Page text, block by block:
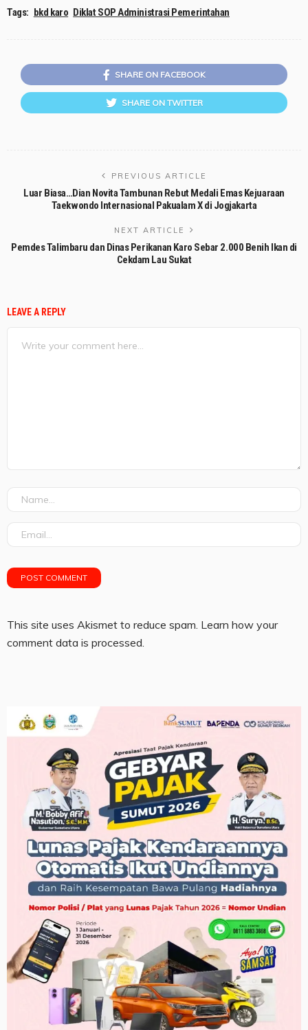
Tags: bkd karo Diklat SOP Administrasi Pemerintahan
SHARE ON FACEBOOK
SHARE ON TWITTER
PREVIOUS ARTICLE
Luar Biasa…Dian Novita Tambunan Rebut Medali Emas Kejuaraan
Taekwondo Internasional Pakualam X di Jogjakarta
NEXT ARTICLE
Pemdes Talimbaru dan Dinas Perikanan Karo Sebar 2.000 Benih Ikan di
Cekdam Lau Sukat
LEAVE A REPLY
This site uses Akismet to reduce spam. Learn how your
comment data is processed.